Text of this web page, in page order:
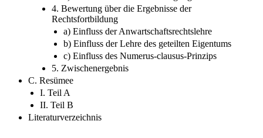
c) Zusammenfassende Überlegungen
4. Bewertung über die Ergebnisse der
Rechtsfortbildung
a) Einfluss der Anwartschaftsrechtslehre
b) Einfluss der Lehre des geteilten Eigentums
c) Einfluss des Numerus-clausus-Prinzips
5. Zwischenergebnis
C. Resümee
I. Teil A
II. Teil B